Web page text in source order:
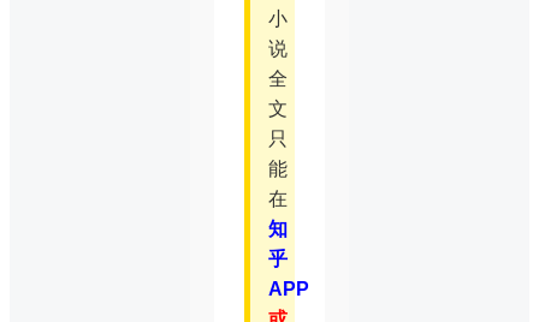
小
说
全
文
只
能
在
知
乎
APP